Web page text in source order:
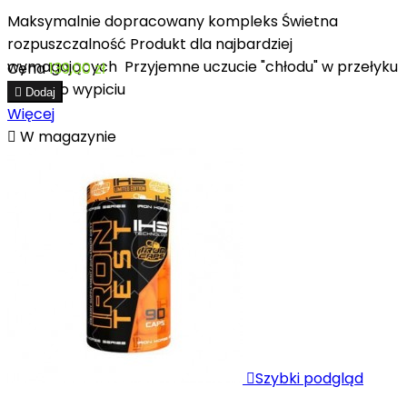
Maksymalnie dopracowany kompleks Świetna
rozpuszczalność Produkt dla najbardziej
wymagających Przyjemne uczucie "chłodu" w przełyku
zaraz po wypiciu
Cena139,00 zł
 Dodaj
Więcej
 W magazynie
Szybki podgląd